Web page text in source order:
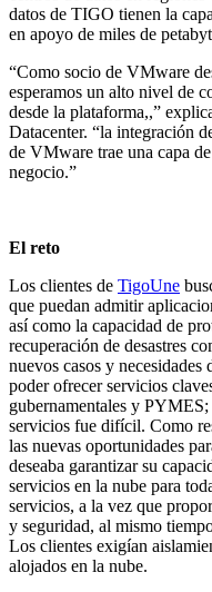
datos de TIGO tienen la
en apoyo de miles de
“Como socio de VMware
esperamos un alto nivel de
desde la plataforma,,”
Datacenter. “la integración
de VMware trae una capa
negocio.”
El reto
Los clientes de TigoUne
que puedan admitir
así como la capacidad de
recuperación de desastres
nuevos casos y necesidades
poder ofrecer servicios
gubernamentales y
servicios fue difícil. Como
las nuevas oportunidades
deseaba garantizar su
servicios en la nube para
servicios, a la vez que
y seguridad, al mismo
Los clientes exigían
alojados en la nube.